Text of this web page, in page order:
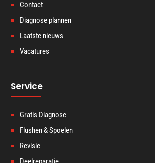
Contact
Diagnose plannen
Laatste nieuws
Vacatures
Service
Gratis Diagnose
Flushen & Spoelen
Revisie
Deelreparatie